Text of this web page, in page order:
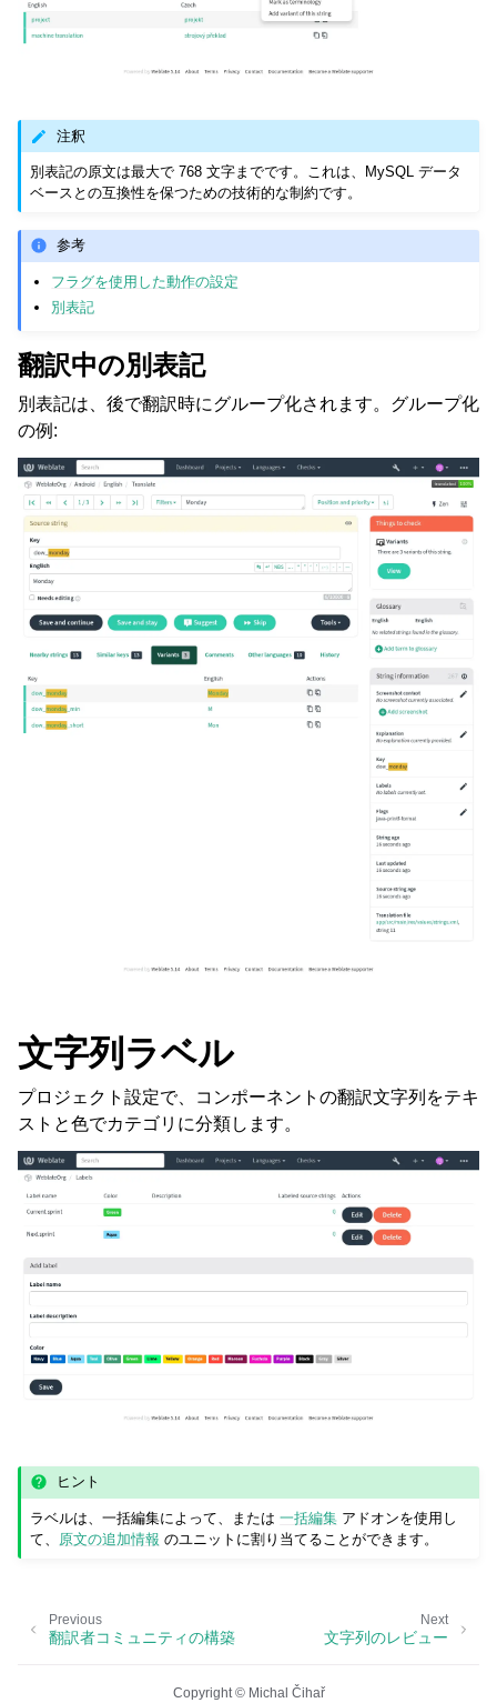
注釈
別表記の原文は最大で 768 文字までです。これは、MySQL データ
ベースとの互換性を保つための技術的な制約です。
参考
フラグを使用した動作の設定
別表記
翻訳中の別表記
別表記は、後で翻訳時にグループ化されます。グループ化
の例:
文字列ラベル
プロジェクト設定で、コンポーネントの翻訳文字列をテキ
ストと色でカテゴリに分類します。
ヒント
ラベルは、一括編集によって、または一括編集 アドオンを使用し
て、
原文の追加情報 のユニットに割り当てることができます。
Next
文字列のレビュー
Previous
翻訳者コミュニティの構築
Copyright © Michal Čihař